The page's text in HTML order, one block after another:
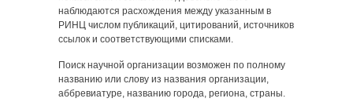
наблюдаются расхождения между указанным в
РИНЦ числом публикаций, цитирований, источников
ссылок и соответствующими списками.
Поиск научной организации возможен по полному
названию или слову из названия организации,
аббревиатуре, названию города, региона, страны.